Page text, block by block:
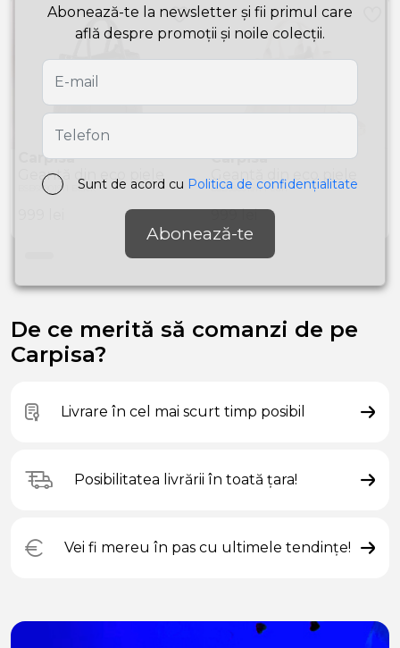
Carpisa
Geantă din eco piele
BSB68801911 Black
Carpisa
Geantă din eco piele
BSB68801911 Pearl
999lei
De ce merită să comanzi de pe
Carpisa?
Livrare în cel mai scurt timp posibil
Posibilitatea livrării în toată țara!
Vei fi mereu în pas cu ultimele tendințe!
Abonează-te la newsletter și fii primul care
află despre promoții și noile colecții.
Sunt de acord cu Politica de confidențialitate
Abonează-te